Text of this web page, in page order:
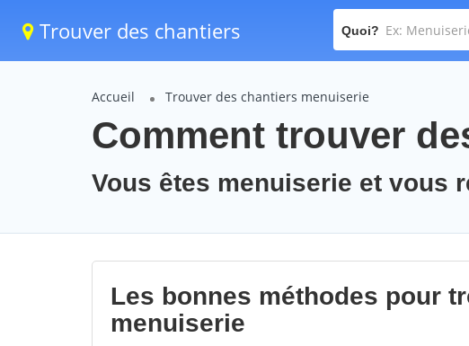
Trouver des chantiers Quoi?
Accueil Trouver des chantiers menuiserie
Comment trouver
Vous êtes menuiserie et vous
Les bonnes méthodes pour
menuiserie